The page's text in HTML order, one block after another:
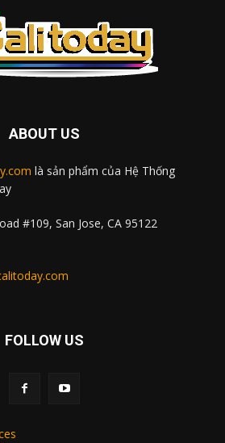
ABOUT US
là sản phẩm của Hệ Thống
#109, San Jose, CA 95122
FOLLOW US